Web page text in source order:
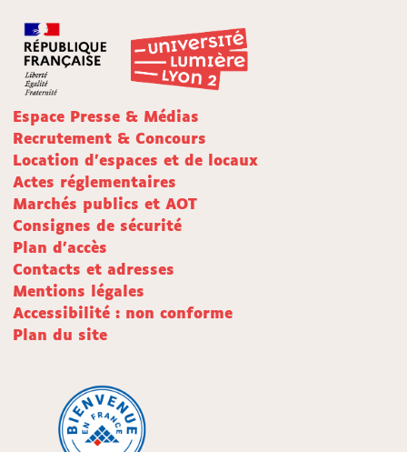
Espace Presse & Médias
Recrutement & Concours
Location d'espaces et de locaux
Actes réglementaires
Marchés publics et AOT
Consignes de sécurité
Plan d'accès
Contacts et adresses
Mentions légales
Accessibilité : non conforme
Plan du site